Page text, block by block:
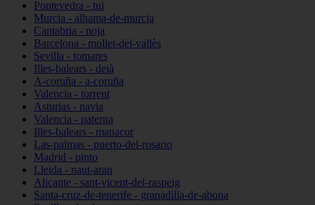
Pontevedra - tui
Murcia - alhama-de-murcia
Cantabria - noja
Barcelona - mollet-del-vallès
Sevilla - tomares
Illes-balears - deià
A-coruña - a-coruña
Valencia - torrent
Asturias - navia
Valencia - paterna
Illes-balears - manacor
Las-palmas - puerto-del-rosario
Madrid - pinto
Lleida - naut-aran
Alicante - sant-vicent-del-raspeig
Santa-cruz-de-tenerife - granadilla-de-abona